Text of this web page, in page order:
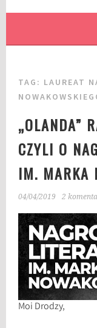
TAG: LAUREAT
„OLANDA”
CZYLI O
IM. MARKA
04/04/2019 2
Moi Drodzy,